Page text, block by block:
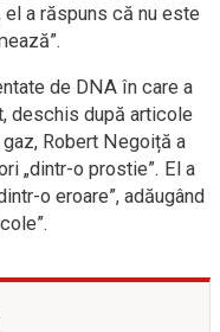
a răspuns că nu este
de DNA în care a
deschis după articole
Robert Negoiță a
„dintr-o prostie”. El a
o eroare”, adăugând